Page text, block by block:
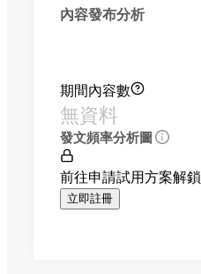
內容發布分析
期間內容數
無資料
發文頻率分析圖
前往申請試用方案解鎖
立即註冊